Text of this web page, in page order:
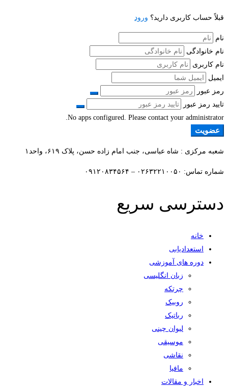
قبلاً حساب کاربری دارید؟ ورود
نام
نام خانوادگی
نام کاربری
ایمیل
رمز عبور
تایید رمز عبور
No apps configured. Please contact your administrator.
عضویت
شعبه مرکزی : شاه عباسی، جنب امام زاده حسن، پلاک ۶۱۹، واحد۱​
شماره تماس: ۰۲۶۳۲۲۱۰۰۵۰ – ۰۹۱۲۰۸۳۴۵۶۴
دسترسی سریع
خانه
استعدادیابی
دوره های آموزشی
زبان انگلیسی
چرتکه
روبیک
رباتیک
لیوان چینی
موسیقی
نقاشی
مافیا
اخبار و مقالات